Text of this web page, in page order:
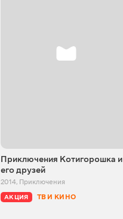
Приключения Котигорошка и
его друзей
2014, Приключения
АКЦИЯ ТВ И КИНО